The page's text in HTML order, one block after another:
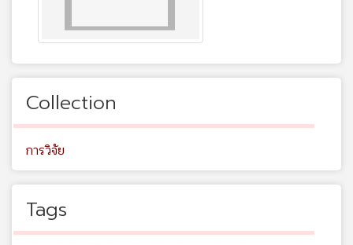
Collection
การวิจัย
Tags